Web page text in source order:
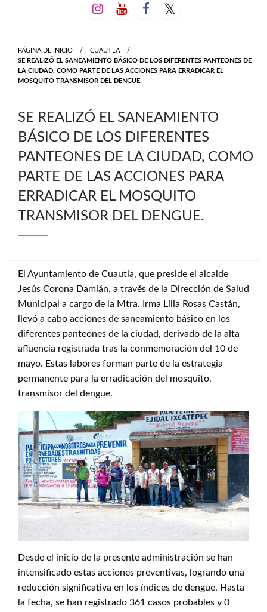
al
PÁGINA DE INICIO
CUAUTLA
SE REALIZÓ EL SANEAMIENTO BÁSICO DE LOS DIFERENTES PANTEONES DE
LA CIUDAD, COMO PARTE DE LAS ACCIONES PARA ERRADICAR EL
MOSQUITO TRANSMISOR DEL DENGUE.
SE REALIZÓ EL SANEAMIENTO
BÁSICO DE LOS DIFERENTES
PANTEONES DE LA CIUDAD, COMO
PARTE DE LAS ACCIONES PARA
ERRADICAR EL MOSQUITO
TRANSMISOR DEL DENGUE.
El Ayuntamiento de Cuautla, que preside el alcalde
Jesús Corona Damián, a través de la Dirección de Salud
Municipal a cargo de la Mtra. Irma Lilia Rosas Castán,
llevó a cabo acciones de saneamiento básico en los
diferentes panteones de la ciudad, derivado de la alta
afluencia registrada tras la conmemoración del 10 de
mayo. Estas labores forman parte de la estrategia
permanente para la erradicación del mosquito,
transmisor del dengue.
Desde el inicio de la presente administración se han
intensificado estas acciones preventivas, logrando una
reducción significativa en los índices de dengue. Hasta
la fecha, se han registrado 361 casos probables y 0